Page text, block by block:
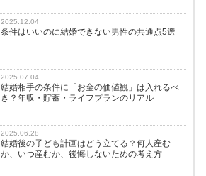
2025.12.04
条件はいいのに結婚できない男性の共通点5選
2025.07.04
結婚相手の条件に「お金の価値観」は入れるべ
き？年収・貯蓄・ライフプランのリアル
2025.06.28
結婚後の子ども計画はどう立てる？何人産む
か、いつ産むか、後悔しないための考え方